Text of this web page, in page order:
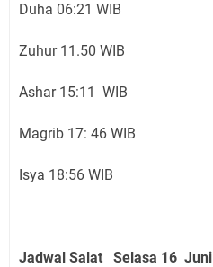
Duha 06:21 WIB
Zuhur 11.50 WIB
Ashar 15:11 WIB
Magrib 17: 46 WIB
Isya 18:56 WIB
Jadwal Salat Selasa 16 Juni